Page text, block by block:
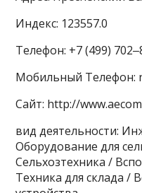
Индекс: 123557.0
Телефон: +7 (499)
Мобильный Телефон:
Сайт: http://
вид деятельности:
Оборудование для
Сельхозтехника /
Техника для склада /